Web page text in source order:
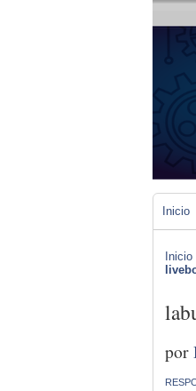
Inicio
Inicio
por